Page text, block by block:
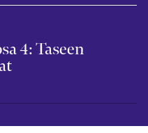
4: Taseen